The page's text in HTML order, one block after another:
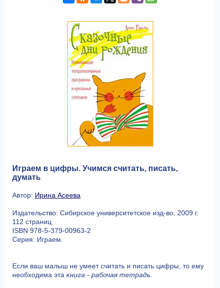
Играем в цифры. Учимся считать, писать,
думать
Автор: Ирина Асеева
Издательство: Сибирское университетское изд-во, 2009 г.
112 страниц
ISBN 978-5-379-00963-2
Серия: Играем.
Если ваш малыш не умеет считать и писать цифры, то ему
необходима эта книга - рабочая тетрадь